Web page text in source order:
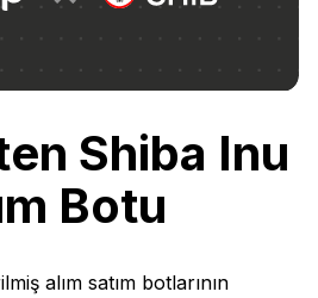
Shiba Inu
Botu
alım satım botlarının